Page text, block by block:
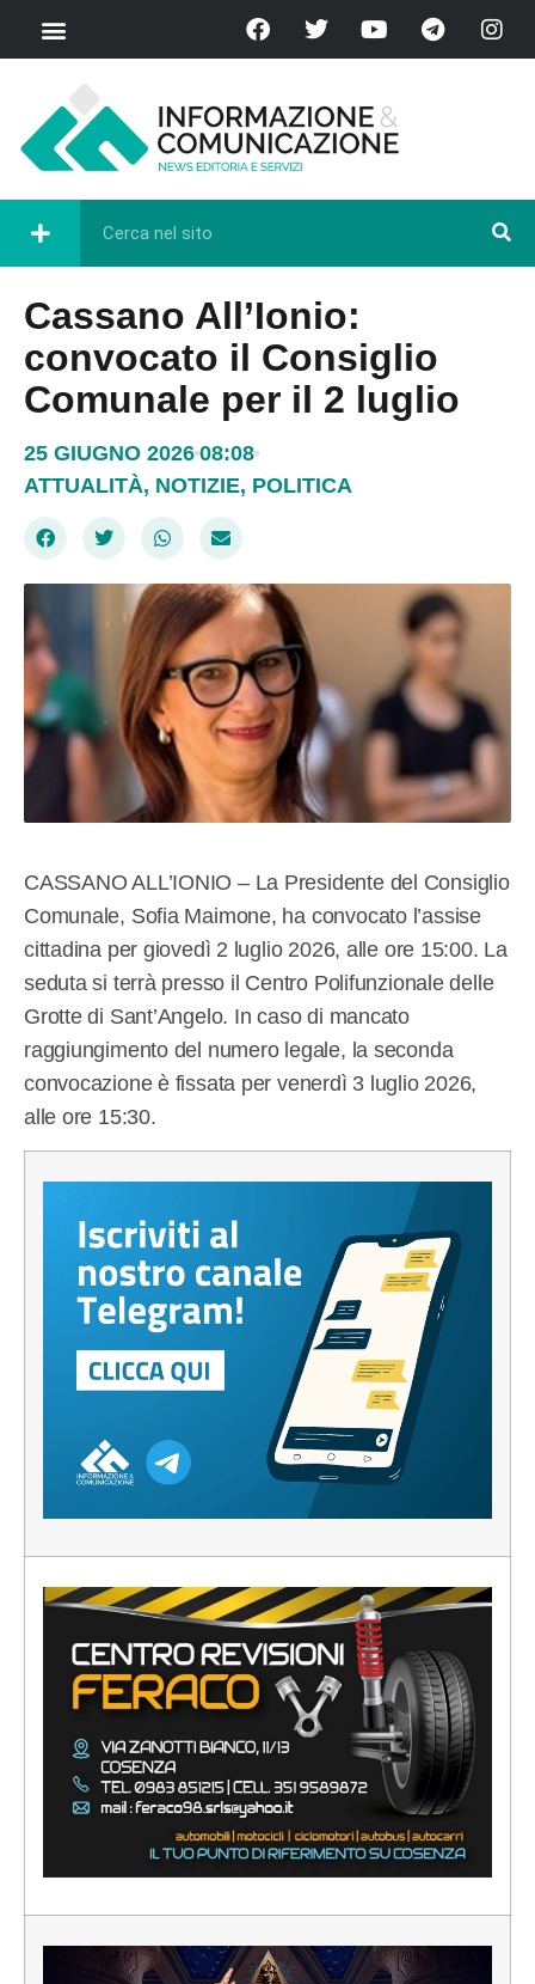
Cassano All’Ionio:
convocato il Consiglio
Comunale per il 2 luglio
25 GIUGNO 2026 08:08
ATTUALITÀ, NOTIZIE, POLITICA
CASSANO ALL’IONIO – La Presidente del Consiglio
Comunale, Sofia Maimone, ha convocato l’assise
cittadina per giovedì 2 luglio 2026, alle ore 15:00. La
seduta si terrà presso il Centro Polifunzionale delle
Grotte di Sant’Angelo. In caso di mancato
raggiungimento del numero legale, la seconda
convocazione è fissata per venerdì 3 luglio 2026,
alle ore 15:30.